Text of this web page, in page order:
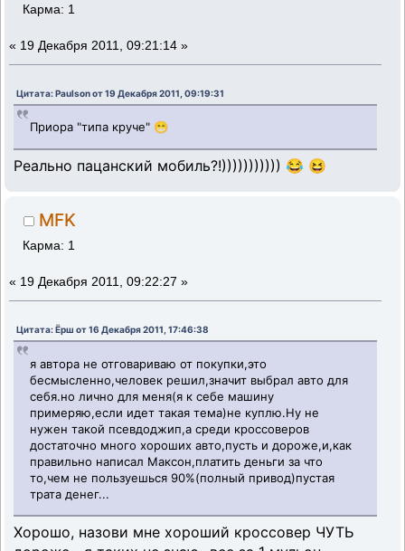
Карма: 1
« 19 Декабря 2011, 09:21:14 »
Цитата: Paulson от 19 Декабря 2011, 09:19:31
Приора "типа круче" 😁
Реально пацанский мобиль?!))))))))))) 😂 😆
MFK
Карма: 1
« 19 Декабря 2011, 09:22:27 »
Цитата: Ёрш от 16 Декабря 2011, 17:46:38
я автора не отговариваю от покупки,это
бесмысленно,человек решил,значит выбрал авто для
себя.но лично для меня(я к себе машину
примеряю,если идет такая тема)не куплю.Ну не
нужен такой псевдоджип,а среди кроссоверов
достаточно много хороших авто,пусть и дороже,и,как
правильно написал Максон,платить деньги за что
то,чем не пользуешься 90%(полный привод)пустая
трата денег...
Хорошо, назови мне хороший кроссовер ЧУТЬ